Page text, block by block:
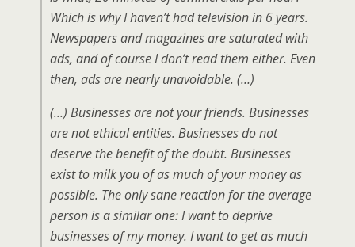
Which is why I haven’t had television in 6 years.
Newspapers and magazines are saturated with
ads, and of course I don’t read them either. Even
then, ads are nearly unavoidable. (…)
(…) Businesses are not your friends. Businesses
are not ethical entities. Businesses do not
deserve the benefit of the doubt. Businesses
exist to milk you of as much of your money as
possible. The only sane reaction for the average
person is a similar one: I want to deprive
businesses of my money. I want to get as much